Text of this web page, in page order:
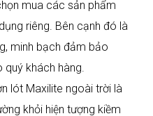
mua các sản phẩm
riêng. Bên cạnh đó là
minh bạch đảm bảo
quý khách hàng.
lót Maxilite ngoài trời là
khỏi hiện tượng kiềm